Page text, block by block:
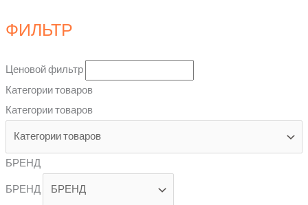
ФИЛЬТР
Ценовой фильтр
Категории товаров
Категории товаров
БРЕНД
БРЕНД